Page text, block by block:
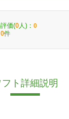
価(0 人)： 0
0件
フト詳細説明